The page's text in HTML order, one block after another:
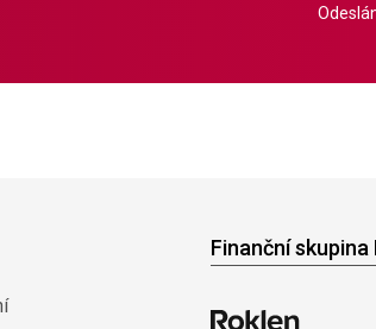
Finanční skupina